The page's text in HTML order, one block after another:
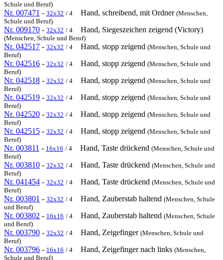
Schule und Beruf)
Nr. 007471 - 32x32 / 4 Hand, schreibend, mit Ordner (Menschen,
Schule und Beruf)
Nr. 009170 - 32x32 / 4 Hand, Siegeszeichen zeigend (Victory)
(Menschen, Schule und Beruf)
Nr. 042517 - 32x32 / 4 Hand, stopp zeigend (Menschen, Schule und
Beruf)
Nr. 042516 - 32x32 / 4 Hand, stopp zeigend (Menschen, Schule und
Beruf)
Nr. 042518 - 32x32 / 4 Hand, stopp zeigend (Menschen, Schule und
Beruf)
Nr. 042519 - 32x32 / 4 Hand, stopp zeigend (Menschen, Schule und
Beruf)
Nr. 042520 - 32x32 / 4 Hand, stopp zeigend (Menschen, Schule und
Beruf)
Nr. 042515 - 32x32 / 4 Hand, stopp zeigend (Menschen, Schule und
Beruf)
Nr. 003811 - 16x16 / 4 Hand, Taste drückend (Menschen, Schule und
Beruf)
Nr. 003810 - 32x32 / 4 Hand, Taste drückend (Menschen, Schule und
Beruf)
Nr. 041454 - 32x32 / 4 Hand, Taste drückend (Menschen, Schule und
Beruf)
Nr. 003801 - 32x32 / 4 Hand, Zauberstab haltend (Menschen, Schule
und Beruf)
Nr. 003802 - 16x16 / 4 Hand, Zauberstab haltend (Menschen, Schule
und Beruf)
Nr. 003790 - 32x32 / 4 Hand, Zeigefinger (Menschen, Schule und
Beruf)
Nr. 003796 - 16x16 / 4 Hand, Zeigefinger nach links (Menschen,
Schule und Beruf)